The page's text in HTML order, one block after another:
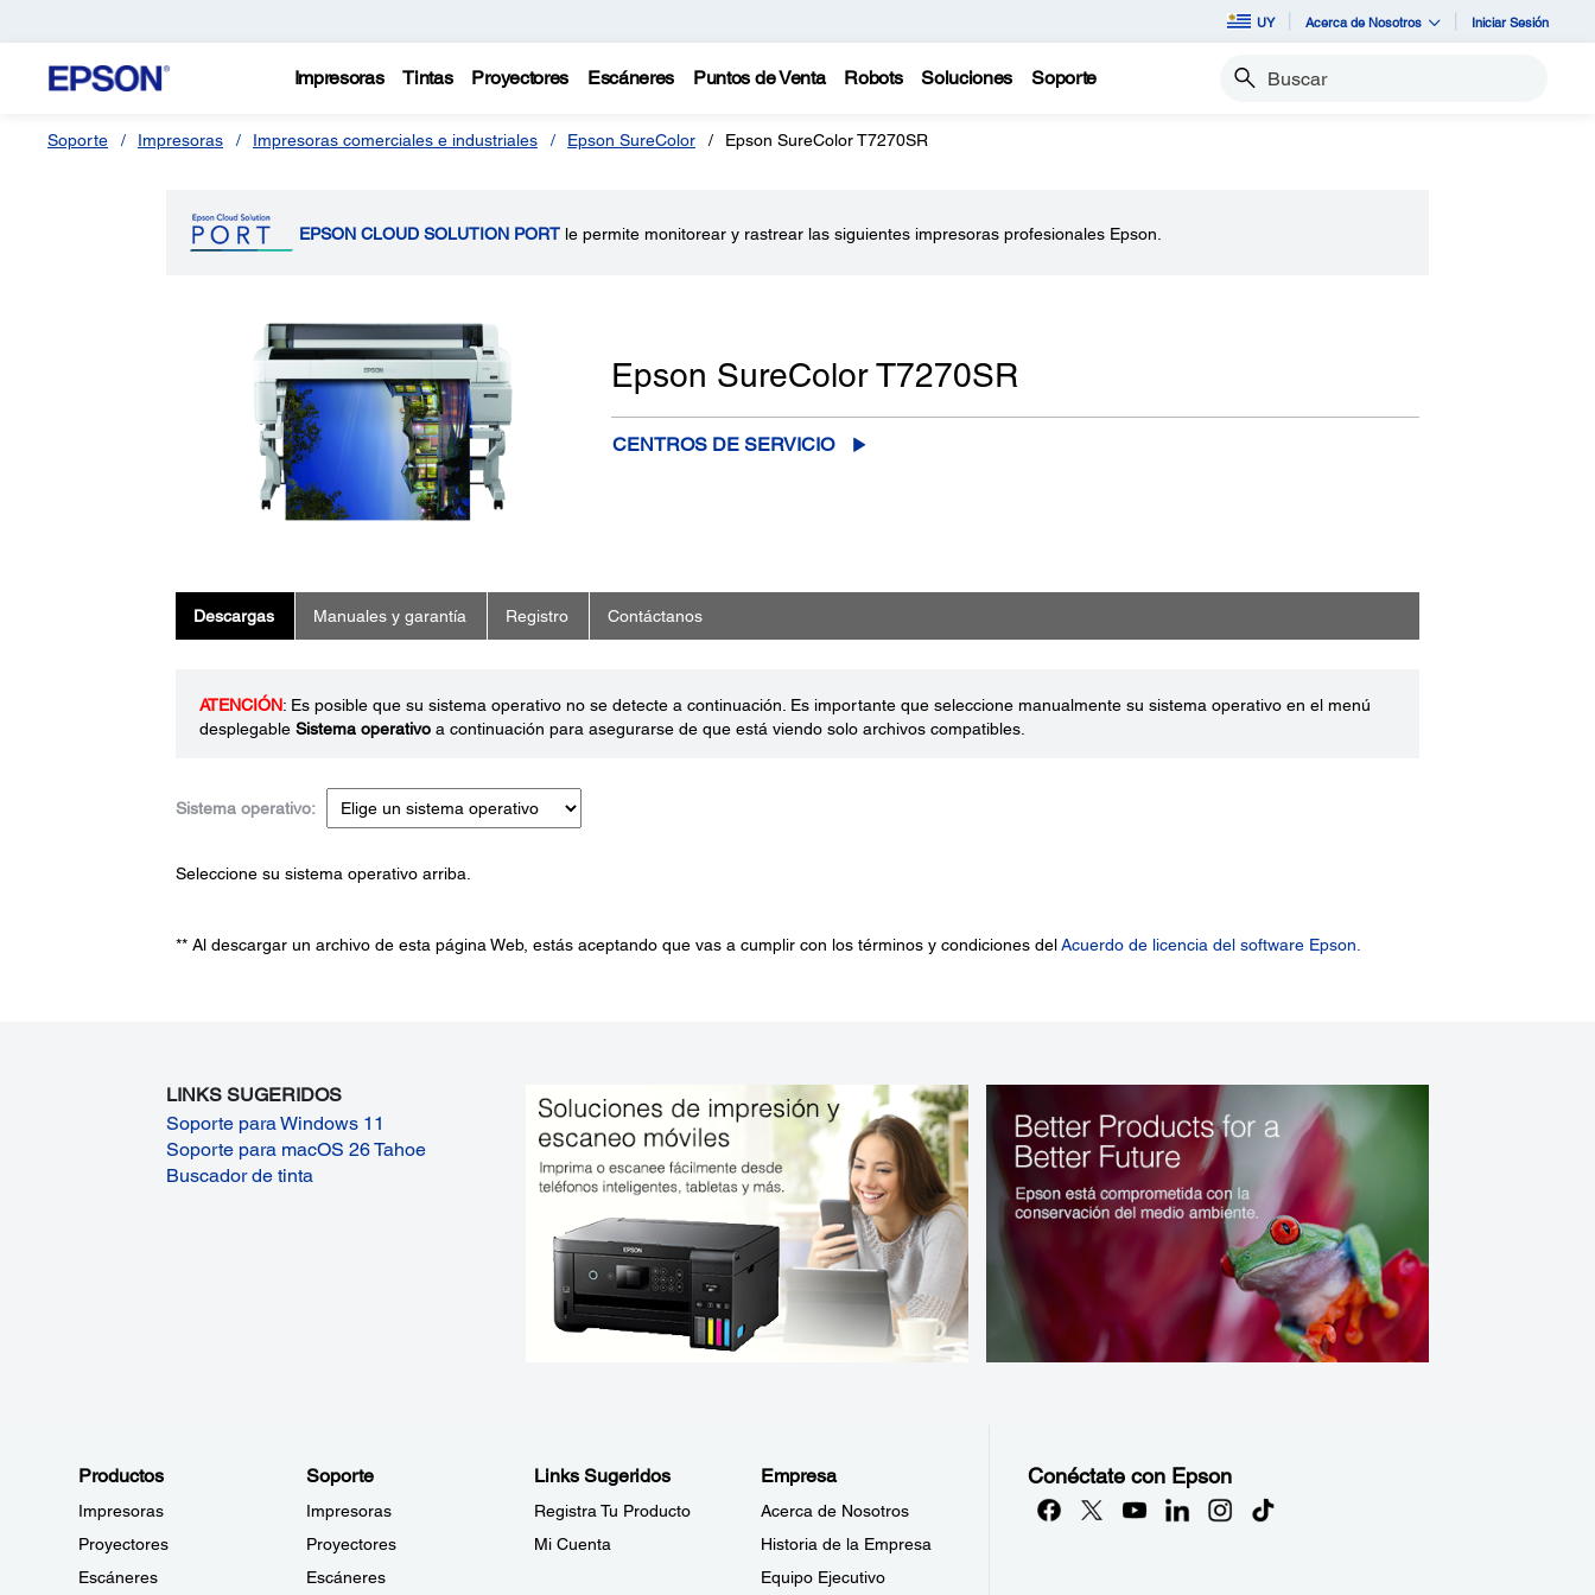
UY Acerca de Nosotros Iniciar Sesión
Impresoras Tintas Proyectores Escáneres Puntos de Venta Robots Soluciones Soporte Buscar
Soporte Impresoras Impresoras comerciales e industriales Epson SureColor Epson SureColor T7270SR
EPSON CLOUD SOLUTION PORT le permite monitorear y rastrear las siguientes impresoras profesionales Epson.
Epson SureColor T7270SR
CENTROS DE SERVICIO
Descargas Manuales y garantía Registro Contáctanos
ATENCIÓN: Es posible que su sistema operativo no se detecte a continuación. Es importante que seleccione manualmente su sistema operativo en el menú
desplegable Sistema operativoa continuación para asegurarse de que está viendo solo archivos compatibles.
Sistema operativo:
Seleccione su sistema operativo arriba.
** Al descargar un archivo de esta página Web, estás aceptando que vas a cumplir con los términos y condiciones delAcuerdo de licencia del software Epson.
LINKS SUGERIDOS
Soporte para Windows 11
Soporte para macOS 26 Tahoe
Buscador de tinta
Productos
Impresoras
Proyectores
Escáneres
Soporte
Impresoras
Proyectores
Escáneres
Links Sugeridos
Registra Tu Producto
Mi Cuenta
Empresa
Acerca de Nosotros
Historia de la Empresa
Equipo Ejecutivo
Conéctate con Epson